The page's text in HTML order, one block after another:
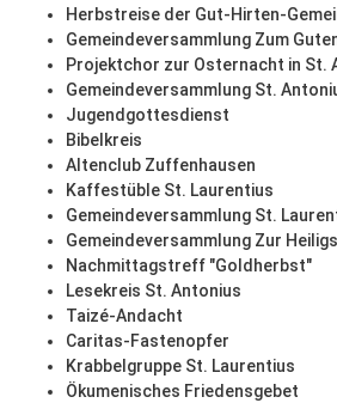
Herbstreise der Gut-Hirten-
Gemeindeversammlung Zum
Projektchor zur Osternacht in St.
Gemeindeversammlung St.
Jugendgottesdienst
Bibelkreis
Altenclub Zuffenhausen
Kaffestüble St. Laurentius
Gemeindeversammlung St.
Gemeindeversammlung Zur
Nachmittagstreff "Goldherbst"
Lesekreis St. Antonius
Taizé-Andacht
Caritas-Fastenopfer
Krabbelgruppe St. Laurentius
Ökumenisches Friedensgebet